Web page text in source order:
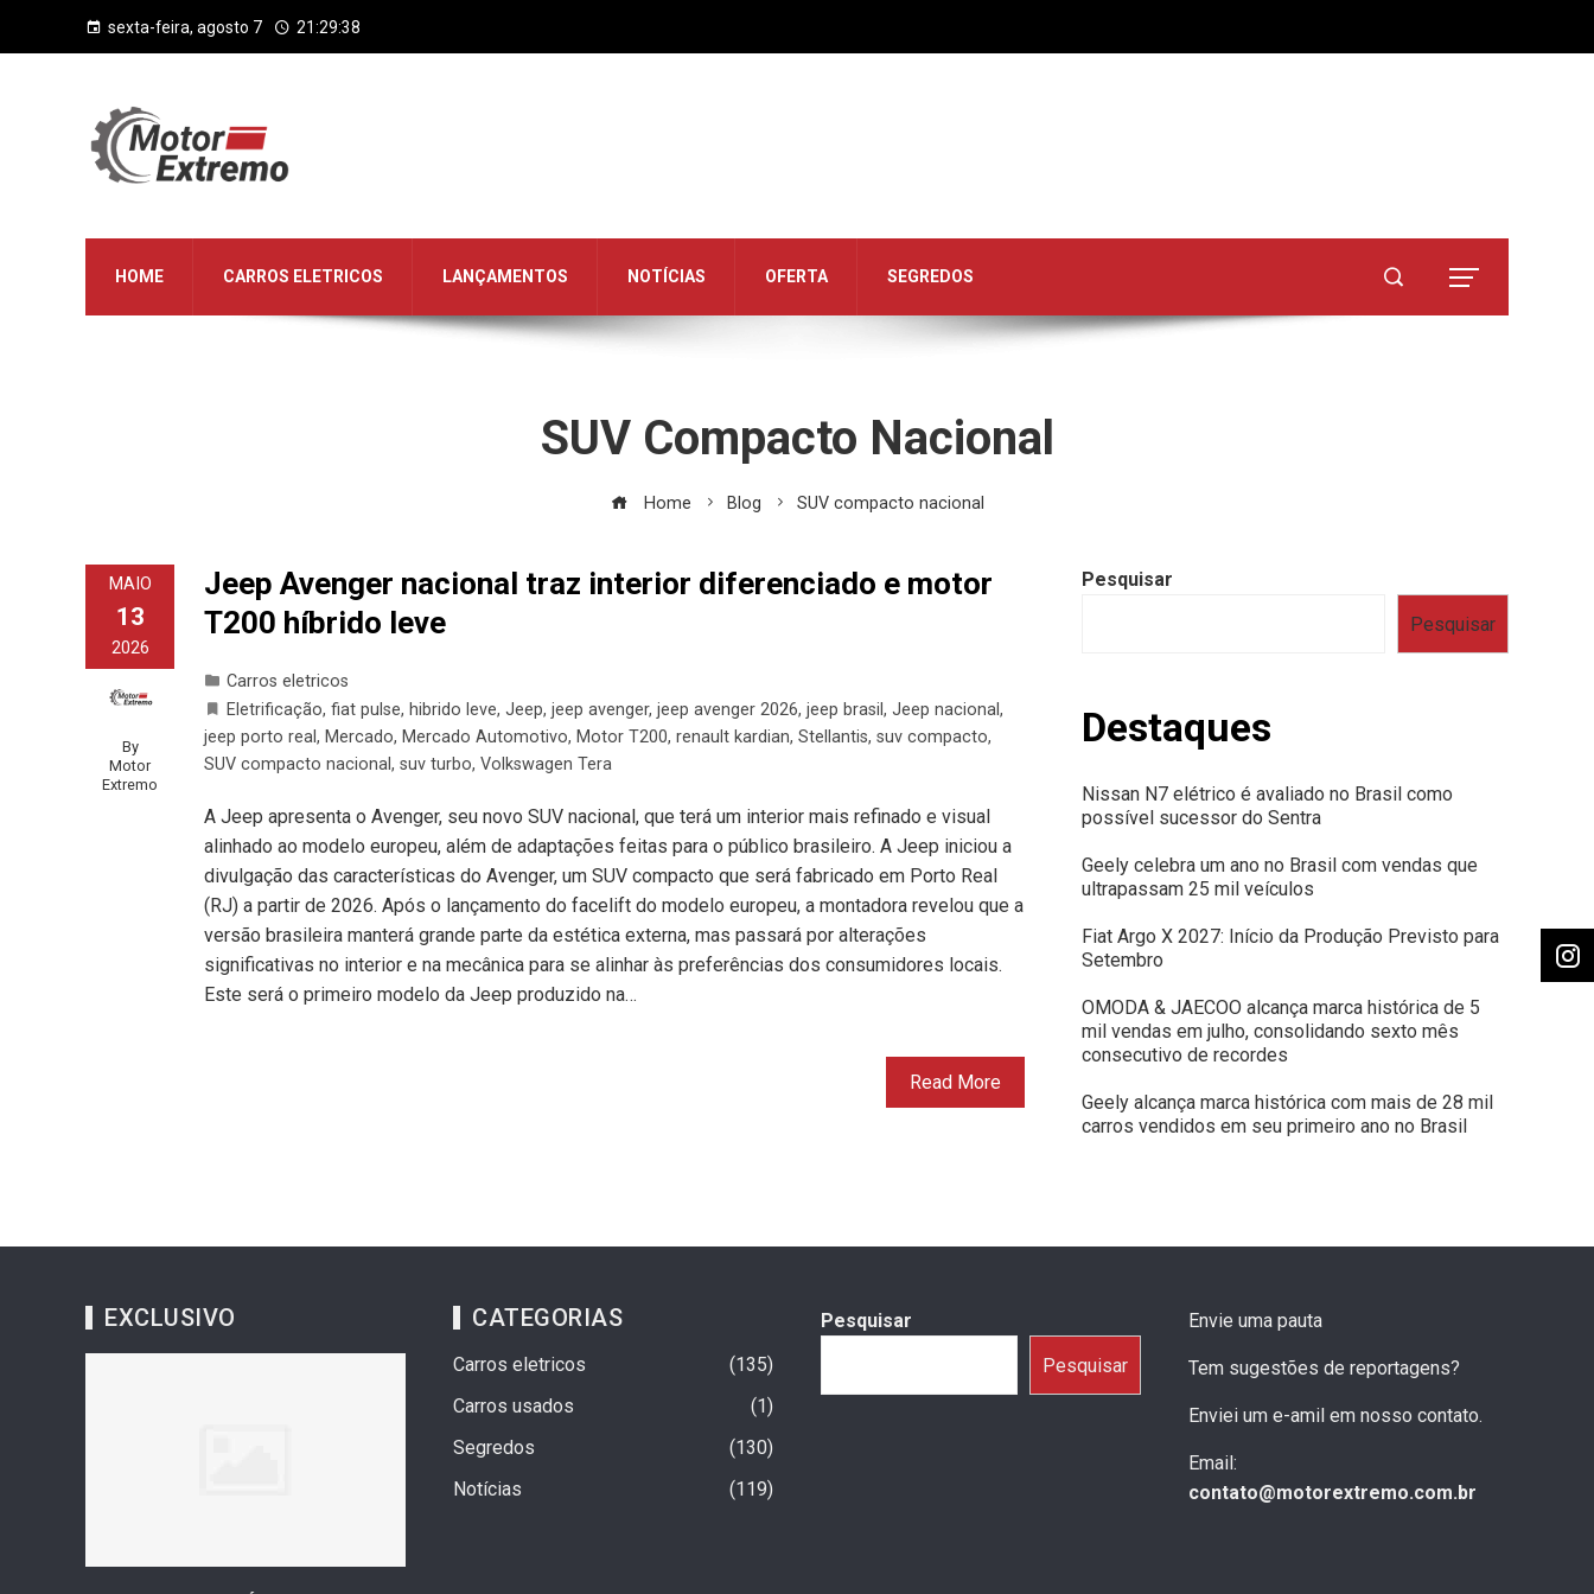
sexta-feira, agosto 7 21:29:38
HOME CARROS ELETRICOS LANÇAMENTOS NOTÍCIAS OFERTA SEGREDOS
SUV Compacto Nacional
Home Blog SUV compacto nacional
MAIO
13
2026
By
Motor
Extremo
Jeep Avenger nacional traz interior diferenciado e motor
T200 híbrido leve
Carros eletricos
Eletrificação, fiat pulse, hibrido leve, Jeep, jeep avenger, jeep avenger 2026, jeep brasil , Jeep nacional,
jeep porto real, Mercado, Mercado Automotivo, Motor T200, renault kardian, Stellantis, suv compacto,
SUV compacto nacional, suv turbo, Volkswagen Tera
A Jeep apresenta o Avenger, seu novo SUV nacional, que terá um interior mais refinado e visual
alinhado ao modelo europeu, além de adaptações feitas para o público brasileiro. A Jeep iniciou a
divulgação das características do Avenger, um SUV compacto que será fabricado em Porto Real
(RJ) a partir de 2026. Após o lançamento do facelift do modelo europeu, a montadora revelou que a
versão brasileira manterá grande parte da estética externa, mas passará por alterações
significativas no interior e na mecânica para se alinhar às preferências dos consumidores locais.
Este será o primeiro modelo da Jeep produzido na…
Read More
Pesquisar
Pesquisar
Destaques
Nissan N7 elétrico é avaliado no Brasil como
possível sucessor do Sentra
Geely celebra um ano no Brasil com vendas que
ultrapassam 25 mil veículos
Fiat Argo X 2027: Início da Produção Previsto para
Setembro
OMODA & JAECOO alcança marca histórica de 5
mil vendas em julho, consolidando sexto mês
consecutivo de recordes
Geely alcança marca histórica com mais de 28 mil
carros vendidos em seu primeiro ano no Brasil
EXCLUSIVO CATEGORIAS
Carros eletricos
135
Carros usados
1
Segredos
130
Notícias
119
Pesquisar
Pesquisar
Envie uma pauta
Tem sugestões de reportagens?
Enviei um e-amil em nosso contato.
Email:
contato@motorextremo.com.br